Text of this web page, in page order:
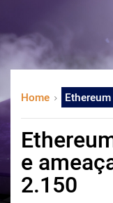
italiano
deutsch
中文
한국어
العربية
ไทย
Home Ethereum
e
2.150